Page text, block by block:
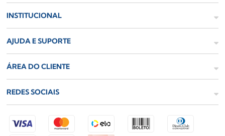
INSTITUCIONAL
AJUDA E SUPORTE
ÁREA DO CLIENTE
REDES SOCIAIS